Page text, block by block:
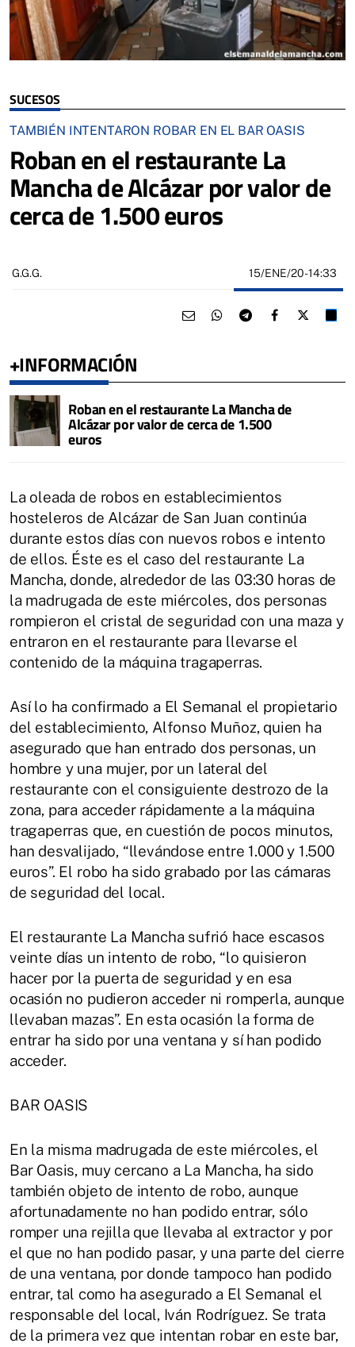
SUCESOS
TAMBIÉN INTENTARON ROBAR EN EL BAR OASIS
Roban en el restaurante La
Mancha de Alcázar por valor de
cerca de 1.500 euros
G.G.G. 15/ENE/20- 14:33
+INFORMACIÓN
Roban en el restaurante La Mancha de
Alcázar por valor de cerca de 1.500
euros
La oleada de robos en establecimientos
hosteleros de Alcázar de San Juan continúa
durante estos días con nuevos robos e intento
de ellos. Éste es el caso del restaurante La
Mancha, donde, alrededor de las 03:30 horas de
la madrugada de este miércoles, dos personas
rompieron el cristal de seguridad con una maza y
entraron en el restaurante para llevarse el
contenido de la máquina tragaperras.
Así lo ha confirmado a El Semanal el propietario
del establecimiento, Alfonso Muñoz, quien ha
asegurado que han entrado dos personas, un
hombre y una mujer, por un lateral del
restaurante con el consiguiente destrozo de la
zona, para acceder rápidamente a la máquina
tragaperras que, en cuestión de pocos minutos,
han desvalijado, “llevándose entre 1.000 y 1.500
euros”. El robo ha sido grabado por las cámaras
de seguridad del local.
El restaurante La Mancha sufrió hace escasos
veinte días un intento de robo, “lo quisieron
hacer por la puerta de seguridad y en esa
ocasión no pudieron acceder ni romperla, aunque
llevaban mazas”. En esta ocasión la forma de
entrar ha sido por una ventana y sí han podido
acceder.
BAR OASIS
En la misma madrugada de este miércoles, el
Bar Oasis, muy cercano a La Mancha, ha sido
también objeto de intento de robo, aunque
afortunadamente no han podido entrar, sólo
romper una rejilla que llevaba al extractor y por
el que no han podido pasar, y una parte del cierre
de una ventana, por donde tampoco han podido
entrar, tal como ha asegurado a El Semanal el
responsable del local, Iván Rodríguez. Se trata
de la primera vez que intentan robar en este bar,